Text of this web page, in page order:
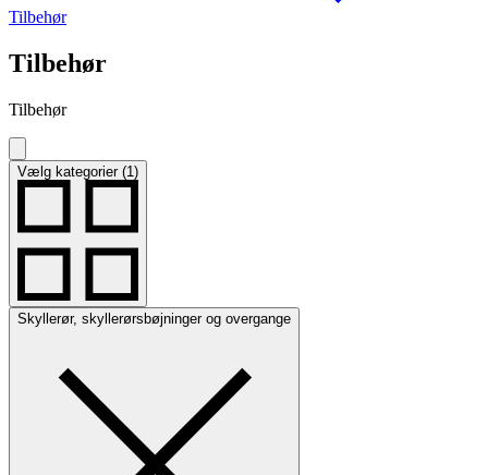
Tilbehør
Tilbehør
Tilbehør
Vælg kategorier (1)
Skyllerør, skyllerørsbøjninger og overgange